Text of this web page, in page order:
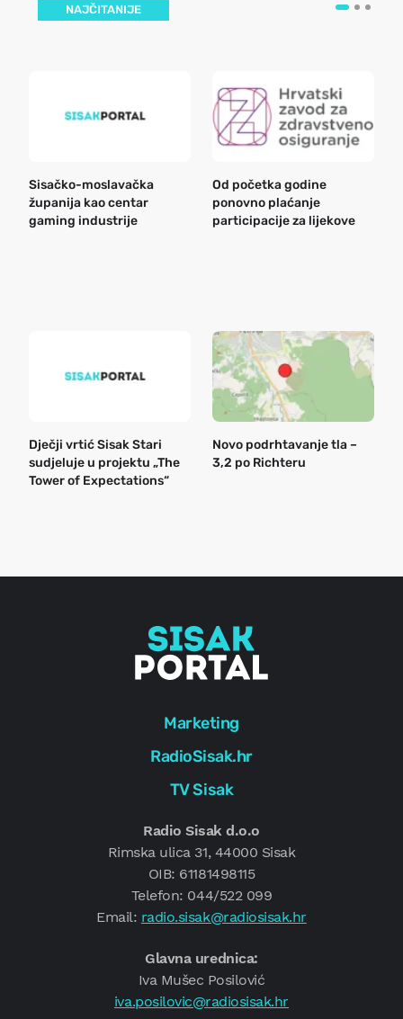
NAJČITANIJE
Sisačko-moslavačka
županija kao centar
gaming industrije
Od početka godine
ponovno plaćanje
participacije za lijekove
Dječji vrtić Sisak Stari
sudjeluje u projektu „The
Tower of Expectations“
Novo podrhtavanje tla –
3,2 po Richteru
Marketing
RadioSisak.hr
TV Sisak
Radio Sisak d.o.o
Rimska ulica 31, 44000 Sisak
OIB: 61181498115
Telefon: 044/522 099
Email: radio.sisak@radiosisak.hr
Glavna urednica:
Iva Mušec Posilović
iva.posilovic@radiosisak.hr